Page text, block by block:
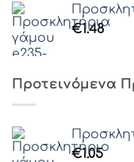
€1.48
Προτεινόμενα
€1.05